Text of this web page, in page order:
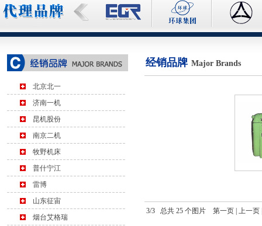
北京北一
济南一机
昆机股份
南京二机
牧野机床
普什宁江
雷博
山东征宙
烟台艾格瑞
经销品牌 Major Brands
3/3 总共 25 个图片 第一页 上一页